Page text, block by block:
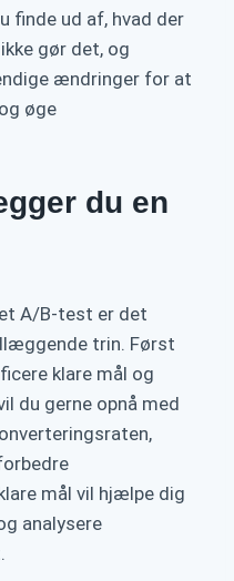
finde ud af, hvad der
gør det, og
ændringer for at
øge
du en
A/B-test er det
trin. Først
klare mål og
du gerne opnå med
mål vil hjælpe dig
analysere